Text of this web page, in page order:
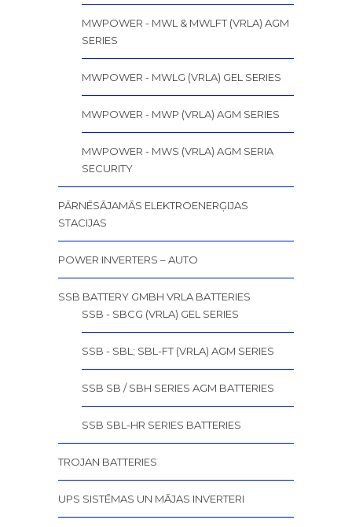
MWPOWER - MWL & MWLFT (VRLA) AGM
SERIES
MWPOWER - MWLG (VRLA) GEL SERIES
MWPOWER - MWP (VRLA) AGM SERIES
MWPOWER - MWS (VRLA) AGM SERIA
SECURITY
PĀRNĒSĀJAMĀS ELEKTROENERĢIJAS
STACIJAS
POWER INVERTERS – AUTO
SSB BATTERY GMBH VRLA BATTERIES
SSB - SBCG (VRLA) GEL SERIES
SSB - SBL; SBL-FT (VRLA) AGM SERIES
SSB SB / SBH SERIES AGM BATTERIES
SSB SBL-HR SERIES BATTERIES
TROJAN BATTERIES
UPS SISTĒMAS UN MĀJAS INVERTERI